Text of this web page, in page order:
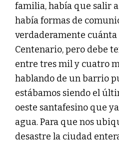
familia, había que salir
había formas de
verdaderamente
Centenario, pero debe
entre tres mil y cuatro
hablando de un barrio
estábamos siendo el
oeste santafesino que
agua. Para que nos
desastre la ciudad